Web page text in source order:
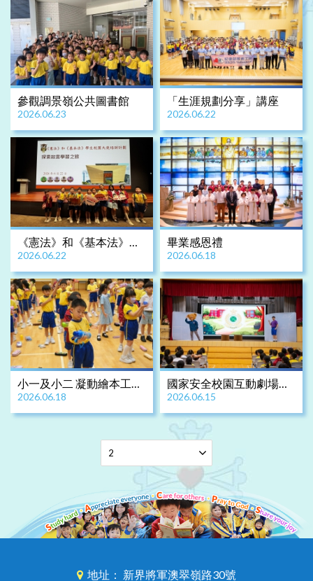
參觀調景嶺公共圖書館
2026.06.23
「生涯規劃分享」講座
2026.06.22
《憲法》和《基本法》學
生校園大使培訓計劃 - 探
索故宮學習之旅
2026.06.22
畢業感恩禮
2026.06.18
小一及小二 凝動繪本工作
坊
2026.06.18
國家安全校園互動劇場
《校園食神大賽》
2026.06.15
地址： 新界將軍澳翠嶺路30號